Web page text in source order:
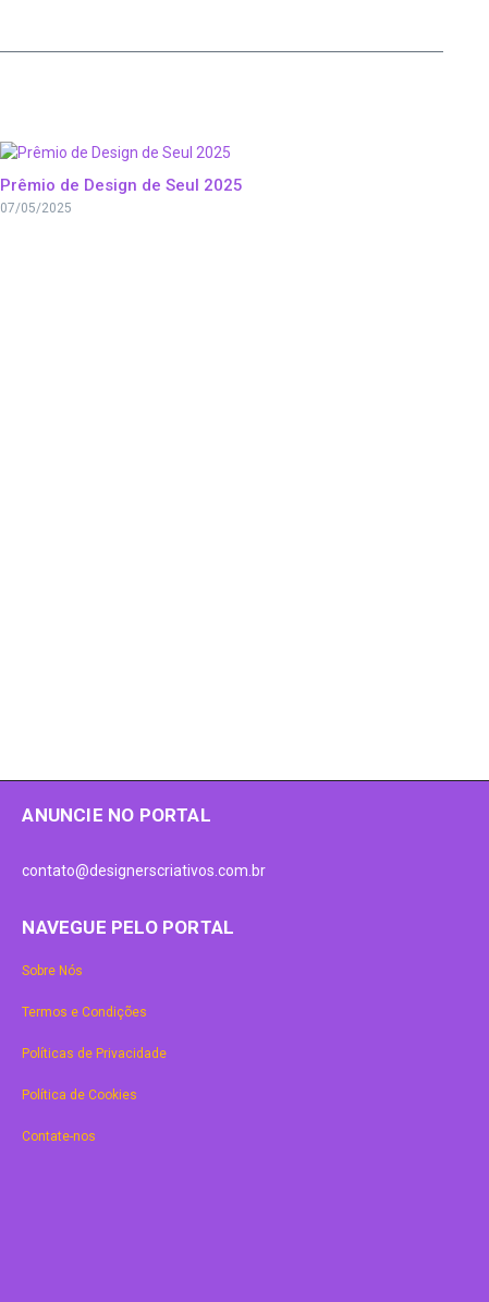
Prêmio de Design de Seul 2025
07/05/2025
ANUNCIE NO PORTAL
contato@designerscriativos.com.br
NAVEGUE PELO PORTAL
Sobre Nós
Termos e Condições
Políticas de Privacidade
Política de Cookies
Contate-nos